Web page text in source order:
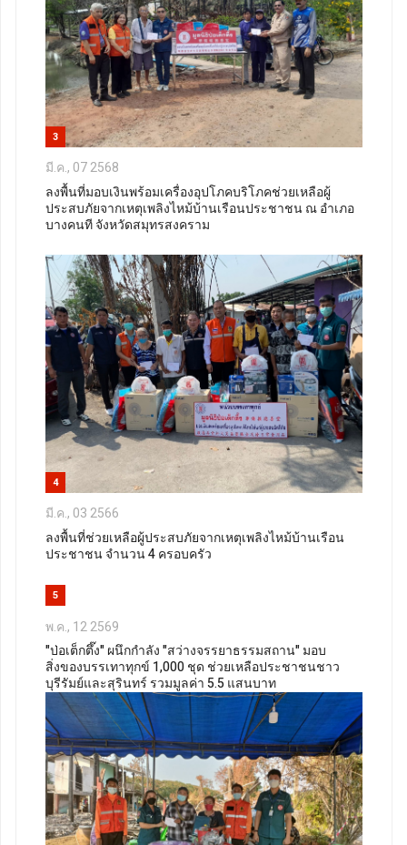
3
มี.ค., 07 2568
ลงพื้นที่มอบเงินพร้อมเครื่องอุปโภคบริโภคช่วยเหลือผู้
ประสบภัยจากเหตุเพลิงไหม้บ้านเรือนประชาชน ณ อำเภอ
บางคนที จังหวัดสมุทรสงคราม
4
มี.ค., 03 2566
ลงพื้นที่ช่วยเหลือผู้ประสบภัยจากเหตุเพลิงไหม้บ้านเรือน
ประชาชน จำนวน 4 ครอบครัว
5
พ.ค., 12 2569
"ป่อเต็กตึ๊ง" ผนึกกำลัง "สว่างจรรยาธรรมสถาน" มอบ
สิ่งของบรรเทาทุกข์ 1,000 ชุด ช่วยเหลือประชาชนชาว
บุรีรัมย์และสุรินทร์ รวมมูลค่า 5.5 แสนบาท